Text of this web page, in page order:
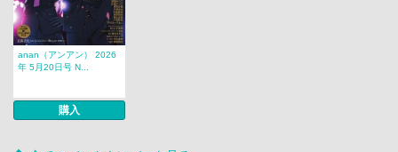
anan（アンアン） 2026
年 5月20日号 N...
購入